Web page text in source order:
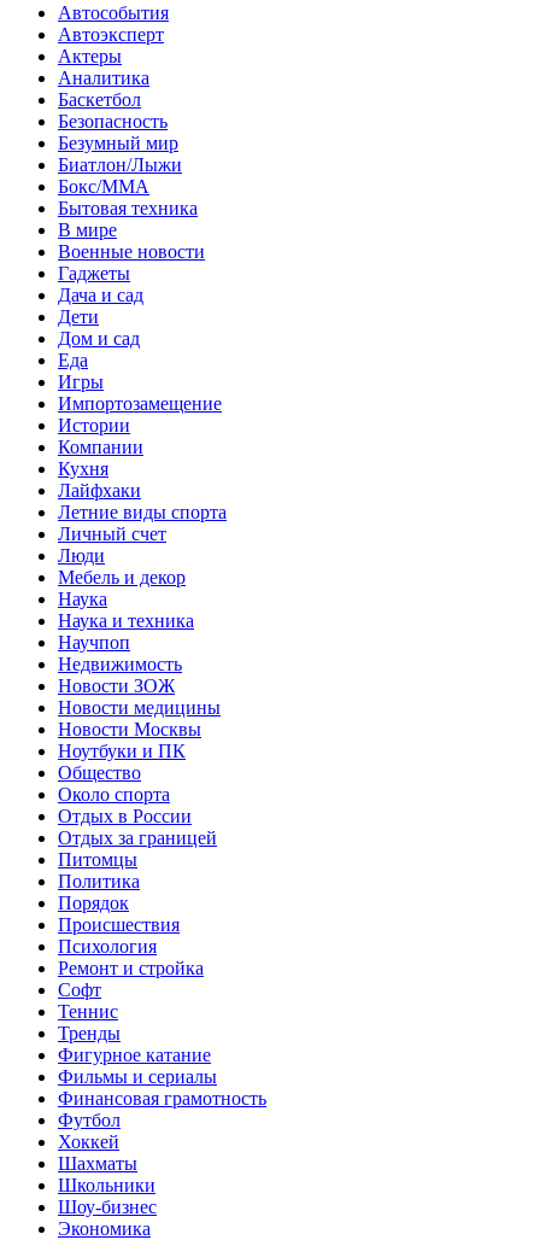
Автособытия
Автоэксперт
Актеры
Аналитика
Баскетбол
Безопасность
Безумный мир
Биатлон/Лыжи
Бокс/MMA
Бытовая техника
В мире
Военные новости
Гаджеты
Дача и сад
Дети
Дом и сад
Еда
Игры
Импортозамещение
Истории
Компании
Кухня
Лайфхаки
Летние виды спорта
Личный счет
Люди
Мебель и декор
Наука
Наука и техника
Научпоп
Недвижимость
Новости ЗОЖ
Новости медицины
Новости Москвы
Ноутбуки и ПК
Общество
Около спорта
Отдых в России
Отдых за границей
Питомцы
Политика
Порядок
Происшествия
Психология
Ремонт и стройка
Софт
Теннис
Тренды
Фигурное катание
Фильмы и сериалы
Финансовая грамотность
Футбол
Хоккей
Шахматы
Школьники
Шоу-бизнес
Экономика